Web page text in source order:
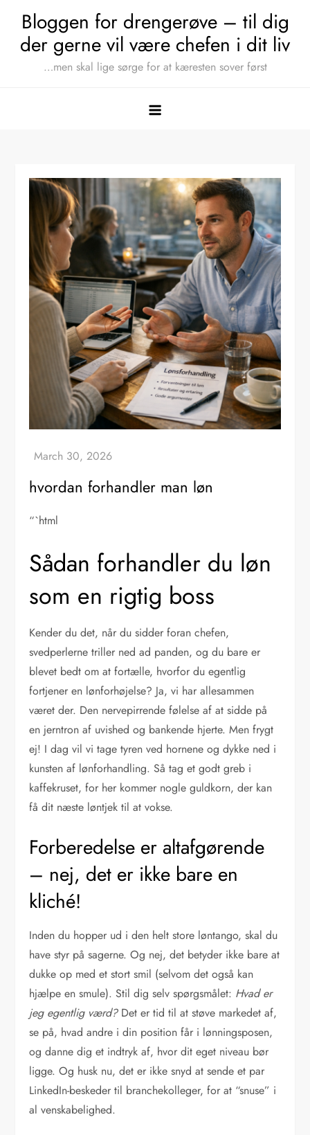
content
Bloggen for drengerøve – til dig
der gerne vil være chefen i dit liv
…men skal lige sørge for at kæresten sover først
hvordan forhandler man løn
“`html
Sådan forhandler du løn
som en rigtig boss
Kender du det, når du sidder foran chefen,
svedperlerne triller ned ad panden, og du bare er
blevet bedt om at fortælle, hvorfor du egentlig
fortjener en lønforhøjelse? Ja, vi har allesammen
været der. Den nervepirrende følelse af at sidde på
en jerntron af uvished og bankende hjerte. Men frygt
ej! I dag vil vi tage tyren ved hornene og dykke ned i
kunsten af lønforhandling. Så tag et godt greb i
kaffekruset, for her kommer nogle guldkorn, der kan
få dit næste løntjek til at vokse.
Forberedelse er altafgørende
– nej, det er ikke bare en
kliché!
Inden du hopper ud i den helt store løntango, skal du
have styr på sagerne. Og nej, det betyder ikke bare at
dukke op med et stort smil (selvom det også kan
hjælpe en smule). Stil dig selv spørgsmålet: Hvad er
jeg egentlig værd?Det er tid til at støve markedet af,
se på, hvad andre i din position får i lønningsposen,
og danne dig et indtryk af, hvor dit eget niveau bør
ligge. Og husk nu, det er ikke snyd at sende et par
LinkedIn-beskeder til branchekolleger, for at “snuse” i
al venskabelighed.